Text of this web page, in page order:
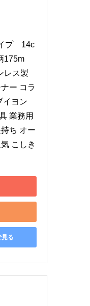
プ　14c
175m
レス製
ー コラ
イヨン
業務用
ち オー
こしき
る